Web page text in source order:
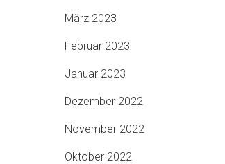
März 2023
Februar 2023
Januar 2023
Dezember 2022
November 2022
Oktober 2022